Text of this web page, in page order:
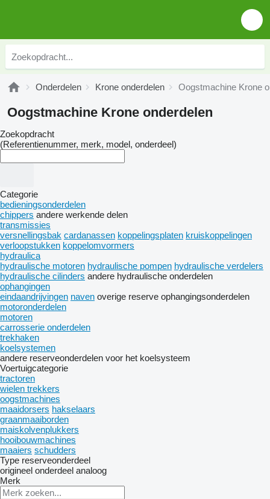
Onderdelen Krone onderdelen Oogstmachine Krone
Oogstmachine Krone onderdelen
Zoekopdracht
(Referentienummer, merk, model, onderdeel)
Categorie
bedieningsonderdelen
chippers andere werkende delen
transmissies
versnellingsbak cardanassen koppelingsplaten kruiskoppelingen
verloopstukken koppelomvormers
hydraulica
hydraulische motoren hydraulische pompen hydraulische verdelers
hydraulische cilinders andere hydraulische onderdelen
ophangingen
eindaandrijvingen naven overige reserve ophangingsonderdelen
motoronderdelen
motoren
carrosserie onderdelen
trekhaken
koelsystemen
andere reserveonderdelen voor het koelsysteem
Voertuigcategorie
tractoren
wielen trekkers
oogstmachines
maaidorsers hakselaars
graanmaaiborden
maiskolvenplukkers
hooibouwmachines
maaiers schudders
Type reserveonderdeel
origineel onderdeel analoog
Merk